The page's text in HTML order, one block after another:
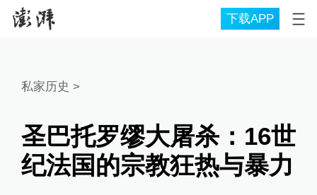
下载APP
私家历史 >
圣巴托罗缪大屠杀：16世
纪法国的宗教狂热与暴力